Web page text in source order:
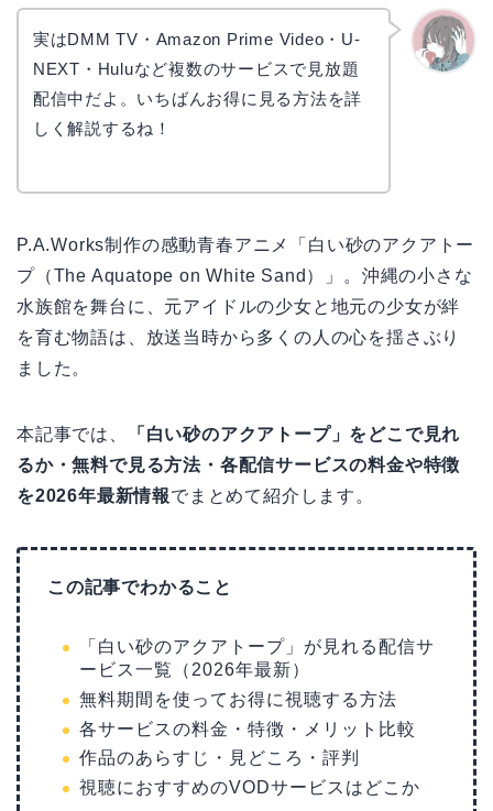
実はDMM TV・Amazon Prime Video・U-
NEXT・Huluなど複数のサービスで見放題
配信中だよ。いちばんお得に見る方法を詳
しく解説するね！
P.A.Works制作の感動青春アニメ「白い砂のアクアトー
プ（The Aquatope on White Sand）」。沖縄の小さな
水族館を舞台に、元アイドルの少女と地元の少女が絆
を育む物語は、放送当時から多くの人の心を揺さぶり
ました。
本記事では、
「白い砂のアクアトープ」をどこで見れ
るか・無料で見る方法・各配信サービスの料金や特徴
を2026年最新情報でまとめて紹介します。
この記事でわかること
「白い砂のアクアトープ」が見れる配信サ
ービス一覧（2026年最新）
無料期間を使ってお得に視聴する方法
各サービスの料金・特徴・メリット比較
作品のあらすじ・見どころ・評判
視聴におすすめのVODサービスはどこか